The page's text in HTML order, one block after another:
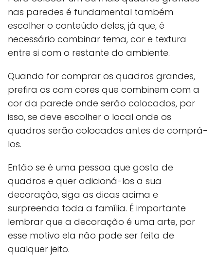
nas paredes é fundamental também
escolher o conteúdo deles, já que, é
necessário combinar tema, cor e textura
entre si com o restante do ambiente.
Quando for comprar os quadros grandes,
prefira os com cores que combinem com a
cor da parede onde serão colocados, por
isso, se deve escolher o local onde os
quadros serão colocados antes de comprá-
los.
Então se é uma pessoa que gosta de
quadros e quer adicioná-los a sua
decoração, siga as dicas acima e
surpreenda toda a família. É importante
lembrar que a decoração é uma arte, por
esse motivo ela não pode ser feita de
qualquer jeito.